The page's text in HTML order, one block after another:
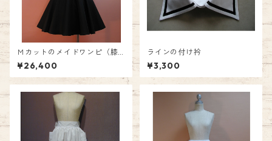
Ｍカットのメイドワンピ（膝
丈）
¥26,400
ラインの付け衿
¥3,300